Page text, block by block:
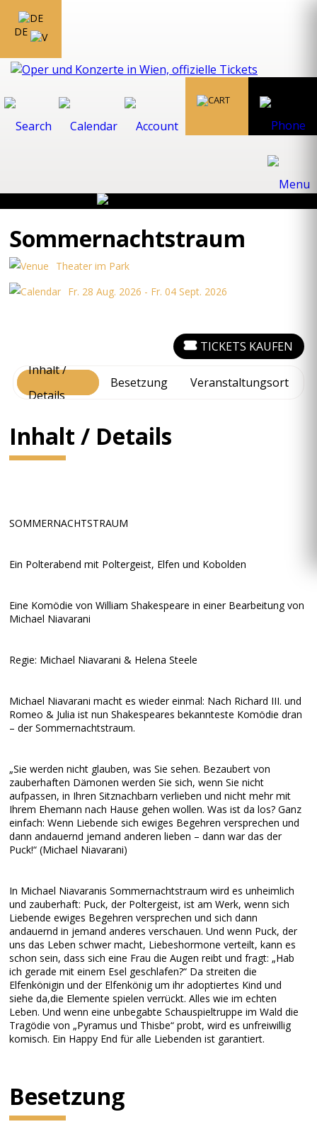
DE
Sommernachts­traum
Theater im Park
Fr. 28 Aug. 2026 - Fr. 04 Sept. 2026
Inhalt /
Details
Besetzung Veranstaltungsort
TICKETS KAUFEN
Inhalt / Details
SOMMERNACHTSTRAUM
Ein Polterabend mit Poltergeist, Elfen und Kobolden
Eine Komödie von William Shakespeare in einer Bearbeitung von
Michael Niavarani
Regie: Michael Niavarani & Helena Steele
Michael Niavarani macht es wieder einmal: Nach Richard III. und
Romeo & Julia ist nun Shakespeares bekannteste Komödie dran
– der Sommernachtstraum.
„Sie werden nicht glauben, was Sie sehen. Bezaubert von
zauberhaften Dämonen werden Sie sich, wenn Sie nicht
aufpassen, in Ihren Sitznachbarn verlieben und nicht mehr mit
Ihrem Ehemann nach Hause gehen wollen. Was ist da los? Ganz
einfach: Wenn Liebende sich ewiges Begehren versprechen und
dann andauernd jemand anderen lieben – dann war das der
Puck!“ (Michael Niavarani)
In Michael Niavaranis Sommernachtstraum wird es unheimlich
und zauberhaft: Puck, der Poltergeist, ist am Werk, wenn sich
Liebende ewiges Begehren versprechen und sich dann
andauernd in jemand anderes verschauen. Und wenn Puck, der
uns das Leben schwer macht, Liebeshormone verteilt, kann es
schon sein, dass sich eine Frau die Augen reibt und fragt: „Hab
ich gerade mit einem Esel geschlafen?“ Da streiten die
Elfenkönigin und der Elfenkönig um ihr adoptiertes Kind und
siehe da,die Elemente spielen verrückt. Alles wie im echten
Leben. Und wenn eine unbegabte Schauspieltruppe im Wald die
Tragödie von „Pyramus und Thisbe“ probt, wird es unfreiwillig
komisch. Ein Happy End für alle Liebenden ist garantiert.
Besetzung